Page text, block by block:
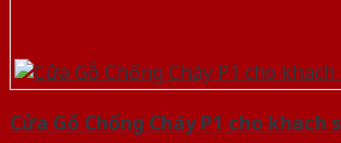
Cửa Gỗ Chống Cháy P1 cho khach